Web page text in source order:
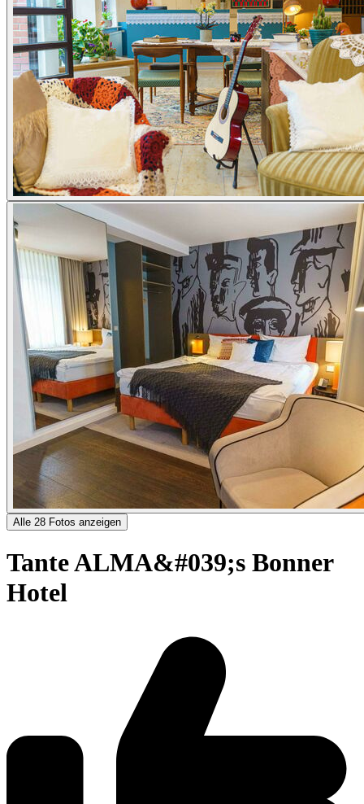
Alle 28 Fotos anzeigen
Tante ALMA&#039;s Bonner
Hotel